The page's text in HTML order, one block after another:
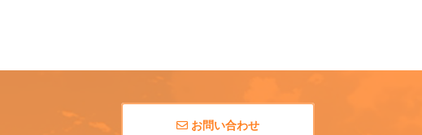
お問い合わせ